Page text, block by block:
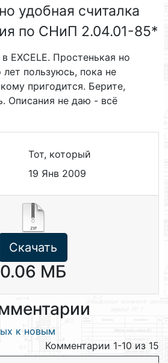
удобная считалка
по СНиП 2.04.01-85*
EXCELE. Простенькая но
лет пользуюсь, пока не
пригодится. Берите,
Описания не даю - всё
Тот, который
19 Янв 2009
Скачать
0.06 МБ
к новым
Комментарии 1-10 из 15